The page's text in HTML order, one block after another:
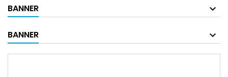
BANNER
BANNER